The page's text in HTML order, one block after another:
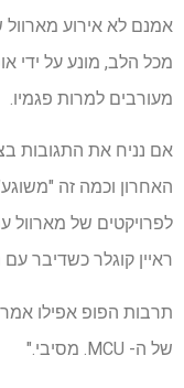
אמנם לא אירוע
מכל הלב, מונע על ידי
מעורבים למרות פגמיו.
אם נניח את התגובות
האחרון וכמה זה
לפרויקטים של מארוול
ראיין קוגלר כשדיבר
תרבות הפופ אפילו
של ה- MCU. מסיבי."